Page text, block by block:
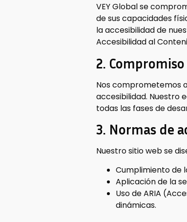
VEY Global se
de sus capacidades
la accesibilidad de
Accesibilidad al
2.
Nos comprometemos
accesibilidad. Nuestro
todas las fases de
3. Normas de
Nuestro sitio web se
Cumplimiento de
Aplicación de la
Uso de ARIA
dinámicas.